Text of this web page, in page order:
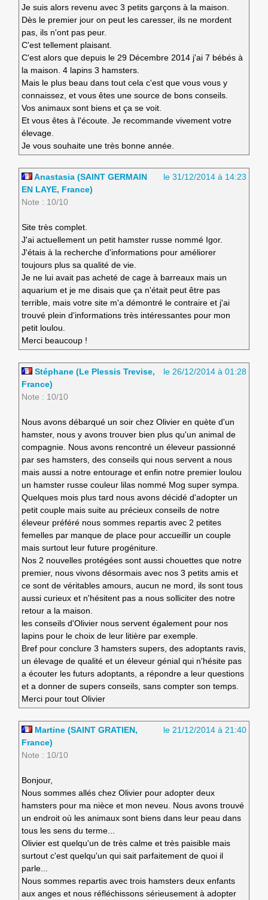
Je suis alors revenu avec 3 petits garçons à la maison.
Dès le premier jour on peut les caresser, ils ne mordent
pas, ils n'ont pas peur.
C'est tellement plaisant.
C'est alors que depuis le 29 Décembre 2014 j'ai 7 bébés à
la maison. 4 lapins 3 hamsters.
Mais le plus beau dans tout cela c'est que vous vous y
connaissez, et vous êtes une source de bons conseils.
Vos animaux sont biens et ça se voit.
Et vous êtes à l'écoute. Je recommande vivement votre
élevage.
Je vous souhaite une très bonne année.
le 31/12/2014 à 14:23
Anastasia (SAINT GERMAIN
EN LAYE, France)
Note : 10/10
Site très complet.
J'ai actuellement un petit hamster russe nommé Igor.
J'étais à la recherche d'informations pour améliorer
toujours plus sa qualité de vie.
Je ne lui avait pas acheté de cage à barreaux mais un
aquarium et je me disais que ça n'était peut être pas
terrible, mais votre site m'a démontré le contraire et j'ai
trouvé plein d'informations très intéressantes pour mon
petit loulou.
Merci beaucoup !
le 26/12/2014 à 01:28
Stéphane (Le Plessis Trevise,
France)
Note : 10/10
Nous avons débarqué un soir chez Olivier en quète d'un
hamster, nous y avons trouver bien plus qu'un animal de
compagnie. Nous avons rencontré un éleveur passionné
par ses hamsters, des conseils qui nous servent a nous
mais aussi a notre entourage et enfin notre premier loulou
un hamster russe couleur lilas nommé Mog super sympa.
Quelques mois plus tard nous avons décidé d'adopter un
petit couple mais suite au précieux conseils de notre
éleveur préféré nous sommes repartis avec 2 petites
femelles par manque de place pour accueillir un couple
mais surtout leur future progéniture.
Nos 2 nouvelles protégées sont aussi chouettes que notre
premier, nous vivons désormais avec nos 3 petits amis et
ce sont de véritables amours, aucun ne mord, ils sont tous
aussi curieux et n'hésitent pas a nous solliciter des notre
retour a la maison.
les conseils d'Olivier nous servent également pour nos
lapins pour le choix de leur litière par exemple.
Bref pour conclure 3 hamsters supers, des adoptants ravis,
un élevage de qualité et un éleveur génial qui n'hésite pas
a écouter les futurs adoptants, a répondre a leur questions
et a donner de supers conseils, sans compter son temps.
Merci pour tout Olivier
le 21/12/2014 à 21:40
Martine (SAINT GRATIEN,
France)
Note : 10/10
Bonjour,
Nous sommes allés chez Olivier pour adopter deux
hamsters pour ma nièce et mon neveu. Nous avons trouvé
un endroit où les animaux sont biens dans leur peau dans
tous les sens du terme...
Olivier est quelqu'un de très calme et très paisible mais
surtout c'est quelqu'un qui sait parfaitement de quoi il
parle...
Nous sommes repartis avec trois hamsters deux enfants
aux anges et nous réfléchissons sérieusement à adopter